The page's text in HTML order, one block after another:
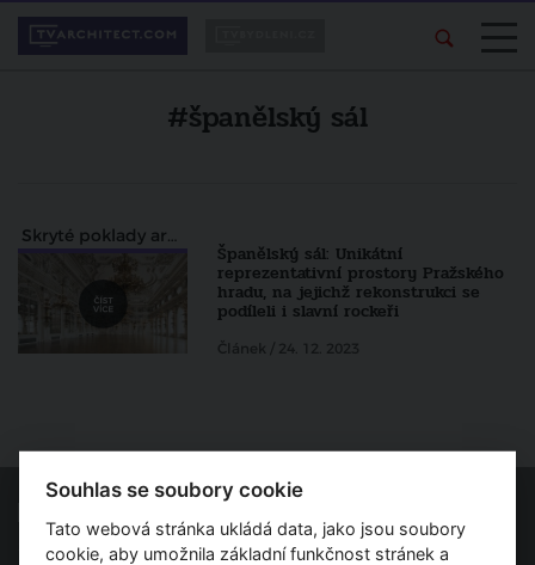
#španělský sál
Skryté poklady architektury pohledem Zdeňka Lukeše
Španělský sál: Unikátní
reprezentativní prostory Pražského
hradu, na jejichž rekonstrukci se
podíleli i slavní rockeři
Článek / 24. 12. 2023
Spojujeme svět architektury
Souhlas se soubory cookie
Tato webová stránka ukládá data, jako jsou soubory
cookie, aby umožnila základní funkčnost stránek a